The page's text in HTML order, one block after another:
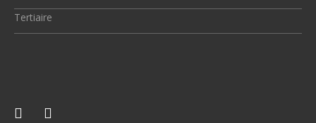
Tertiaire